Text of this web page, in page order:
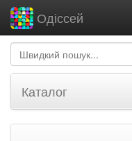
Одіссей
Каталог